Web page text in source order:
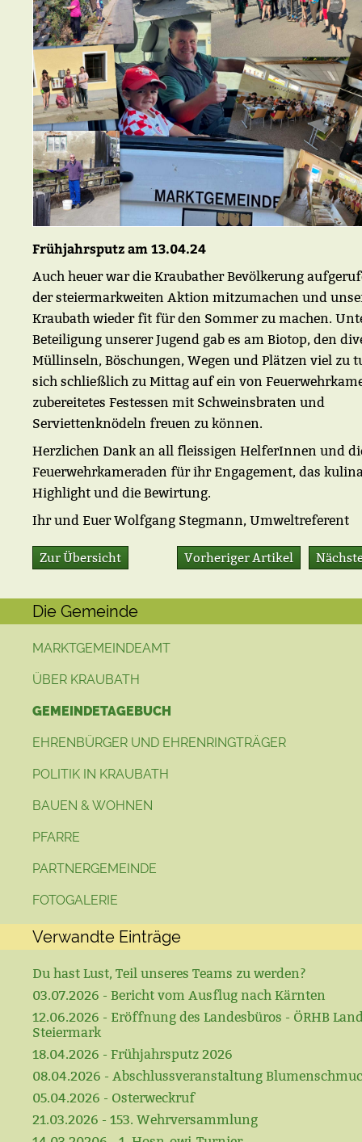
Frühjahrsputz am 13.04.24
Auch heuer war die Kraubather Bevölkerung
der steiermarkweiten Aktion mitzumachen und
Kraubath wieder fit für den Sommer zu machen.
Beteiligung unserer Jugend gab es am Biotop, den
Müllinseln, Böschungen, Wegen und Plätzen viel zu
sich schließlich zu Mittag auf ein von
zubereitetes Festessen mit Schweinsbraten und
Serviettenknödeln freuen zu können.
Herzlichen Dank an all fleissigen HelferInnen und
Feuerwehrkameraden für ihr Engagement, das
Highlight und die Bewirtung.
Ihr und Euer Wolfgang Stegmann, Umweltreferent
Vorheriger Artikel
Zur Übersicht
Die Gemeinde
MARKTGEMEINDEAMT
ÜBER KRAUBATH
GEMEINDETAGEBUCH
EHRENBÜRGER UND EHRENRINGTRÄGER
POLITIK IN KRAUBATH
BAUEN & WOHNEN
PFARRE
PARTNERGEMEINDE
FOTOGALERIE
Verwandte Einträge
Du hast Lust, Teil unseres Teams zu werden?
03.07.2026 - Bericht vom Ausflug nach Kärnten
12.06.2026 - Eröffnung des Landesbüros - ÖRHB
Steiermark
18.04.2026 - Frühjahrsputz 2026
08.04.2026 - Abschlussveranstaltung
05.04.2026 - Osterweckruf
21.03.2026 - 153. Wehrversammlung